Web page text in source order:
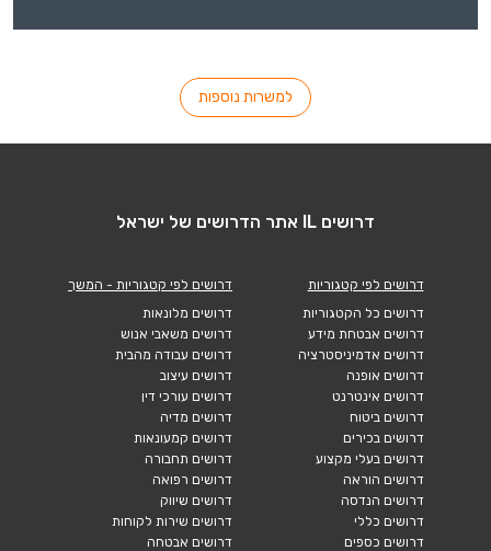
למשרות נוספות
דרושים IL אתר הדרושים של ישראל
דרושים לפי קטגוריות
דרושים כל הקטגוריות
דרושים אבטחת מידע
דרושים אדמיניסטרציה
דרושים אופנה
דרושים אינטרנט
דרושים ביטוח
דרושים בכירים
דרושים בעלי מקצוע
דרושים הוראה
דרושים הנדסה
דרושים כללי
דרושים כספים
דרושים לפי קטגוריות - המשך
דרושים מלונאות
דרושים משאבי אנוש
דרושים עבודה מהבית
דרושים עיצוב
דרושים עורכי דין
דרושים מדיה
דרושים קמעונאות
דרושים תחבורה
דרושים רפואה
דרושים שיווק
דרושים שירות לקוחות
דרושים אבטחה